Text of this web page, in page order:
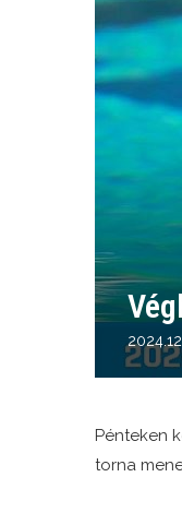
Pénteken
torna